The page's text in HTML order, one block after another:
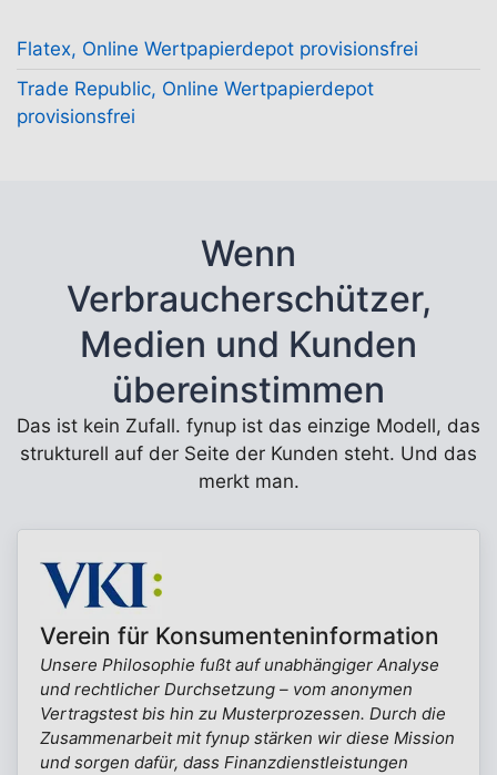
Flatex, Online Wertpapierdepot provisionsfrei
Trade Republic, Online Wertpapierdepot
provisionsfrei
Wenn
Verbraucherschützer,
Medien und Kunden
übereinstimmen
Das ist kein Zufall. fynup ist das einzige Modell, das
strukturell auf der Seite der Kunden steht. Und das
merkt man.
Verein für Konsumenteninformation
Unsere Philosophie fußt auf unabhängiger Analyse
und rechtlicher Durchsetzung – vom anonymen
Vertragstest bis hin zu Musterprozessen. Durch die
Zusammenarbeit mit fynup stärken wir diese Mission
und sorgen dafür, dass Finanzdienstleistungen